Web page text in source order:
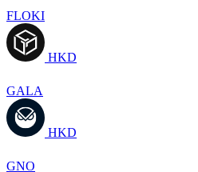
FLOKI
HKD
GALA
HKD
GNO